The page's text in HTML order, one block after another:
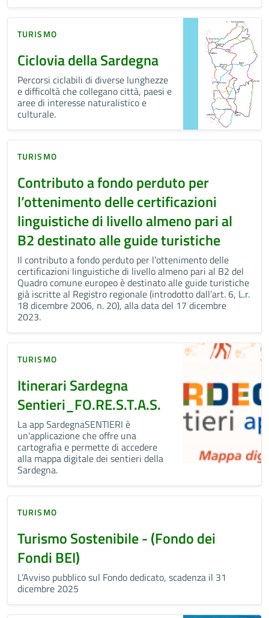
TURISMO
Ciclovia della Sardegna
Percorsi ciclabili di diverse lunghezze
e difficoltà che collegano città, paesi e
aree di interesse naturalistico e
culturale.
TURISMO
Contributo a fondo perduto per
l’ottenimento delle certificazioni
linguistiche di livello almeno pari al
B2 destinato alle guide turistiche
Il contributo a fondo perduto per l’ottenimento delle
certificazioni linguistiche di livello almeno pari al B2 del
Quadro comune europeo è destinato alle guide turistiche
già iscritte al Registro regionale (introdotto dall’art. 6, L.r.
18 dicembre 2006, n. 20), alla data del 17 dicembre
2023.
TURISMO
Itinerari Sardegna
Sentieri_FO.RE.S.T.A.S.
La app SardegnaSENTIERI è
un'applicazione che offre una
cartografia e permette di accedere
alla mappa digitale dei sentieri della
Sardegna.
TURISMO
Turismo Sostenibile - (Fondo dei
Fondi BEI)
L’Avviso pubblico sul Fondo dedicato, scadenza il 31
dicembre 2025